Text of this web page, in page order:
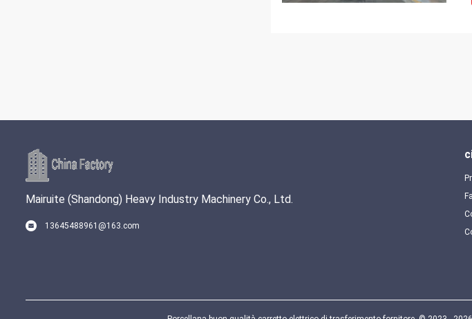
Mairuite (Shandong) Heavy Industry Machinery Co., Ltd.
13645488961@163.com